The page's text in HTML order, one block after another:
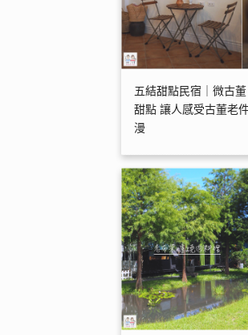
五結甜點民宿｜微古
甜點 讓人感受古董老
漫